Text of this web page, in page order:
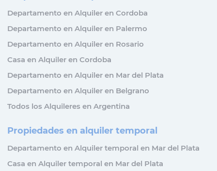
Departamento en Alquiler en Cordoba
Departamento en Alquiler en Palermo
Departamento en Alquiler en Rosario
Casa en Alquiler en Cordoba
Departamento en Alquiler en Mar del Plata
Departamento en Alquiler en Belgrano
Todos los Alquileres en Argentina
Propiedades en alquiler temporal
Departamento en Alquiler temporal en Mar del Plata
Casa en Alquiler temporal en Mar del Plata